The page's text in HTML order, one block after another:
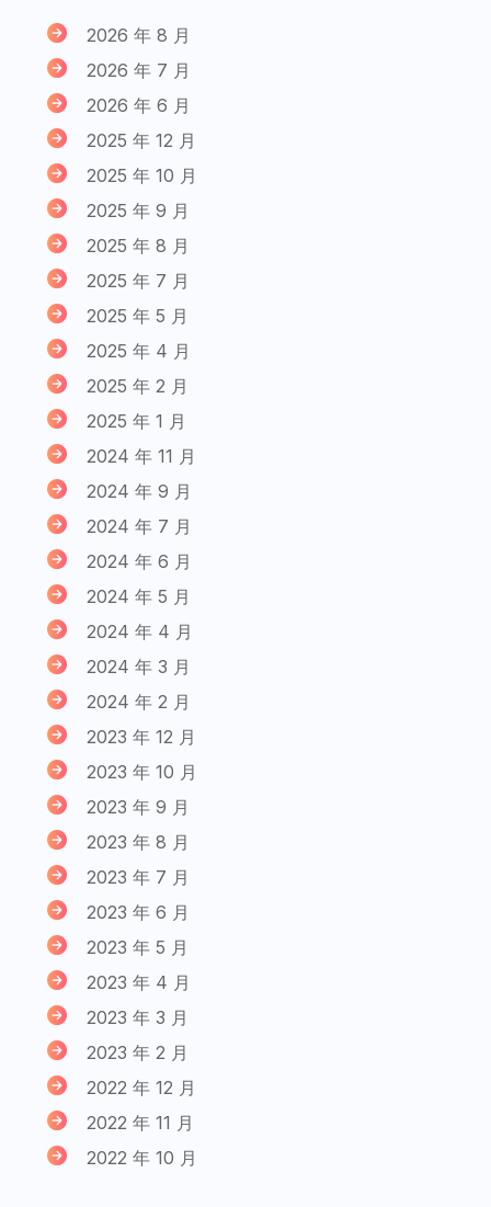
2026 年 8 月
2026 年 7 月
2026 年 6 月
2025 年 12 月
2025 年 10 月
2025 年 9 月
2025 年 8 月
2025 年 7 月
2025 年 5 月
2025 年 4 月
2025 年 2 月
2025 年 1 月
2024 年 11 月
2024 年 9 月
2024 年 7 月
2024 年 6 月
2024 年 5 月
2024 年 4 月
2024 年 3 月
2024 年 2 月
2023 年 12 月
2023 年 10 月
2023 年 9 月
2023 年 8 月
2023 年 7 月
2023 年 6 月
2023 年 5 月
2023 年 4 月
2023 年 3 月
2023 年 2 月
2022 年 12 月
2022 年 11 月
2022 年 10 月